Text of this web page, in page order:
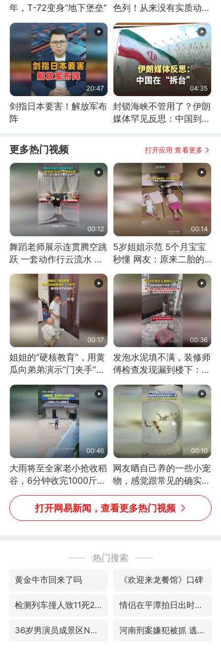
年，T-72变身“地下堡垒”
色列！从来没有实质动
20:47
剑指日本要害！解放军布
阵
04:35
封锁海峡不管用了？伊朗
媒体罕见反思：中国到底
更多热门视频 打开应用 查看更多
00:12
舞蹈老师展示连贯腾空跳
跃 一套动作行云流水 节
奏感拉满 网友：怎么做
到又舞又武的？
00:14
5岁姐姐示范 5个月宝宝
秒懂 网友：原来二胎的
快乐长这样
00:17
姐姐的“硬核教育”，用黄
瓜向弟弟演示“门夹手”，
网友：果然言传不如身
教！
00:36
发泡水泥填不满，装修师
傅检查发现漏到楼下：出
风口未延伸到外墙
00:46
大雨将至全家老小抢收稻
谷，6分钟收完1000斤，
没有一个人掉链子
00:10
网友晒自己养的一些小宠
物，感觉跟常见的确实有
些不一样
打开网易新闻，查看更多热门视频
热门搜索
黄金牛市回来了吗 《欢迎来龙餐馆》口碑
检测列车撞人致11死2伤 涉事单位被罚 情侣在平潭拍日出时坠崖致一死一伤
36岁男演员成景区NPC后人气爆棚 河南刑案嫌犯被抓 逃窜时伤害多人